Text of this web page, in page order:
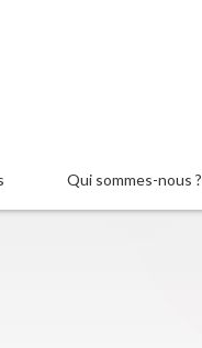
Qui sommes-nous ?